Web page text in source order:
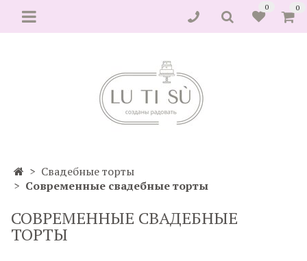
0 0
Свадебные торты
Современные свадебные торты
СОВРЕМЕННЫЕ СВАДЕБНЫЕ
ТОРТЫ